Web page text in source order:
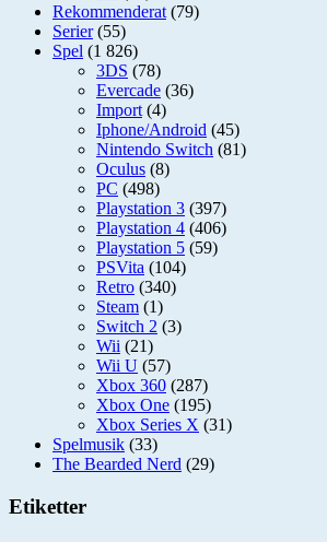
Rekommenderat (79)
Serier(55)
Spel (1 826)
3DS (78)
Evercade (36)
Import (4)
Iphone/Android (45)
Nintendo Switch (81)
Oculus (8)
PC (498)
Playstation 3 (397)
Playstation 4 (406)
Playstation 5 (59)
PSVita (104)
Retro (340)
Steam (1)
Switch 2 (3)
Wii (21)
Wii U (57)
Xbox 360 (287)
Xbox One (195)
Xbox Series X (31)
Spelmusik (33)
The Bearded Nerd (29)
Etiketter